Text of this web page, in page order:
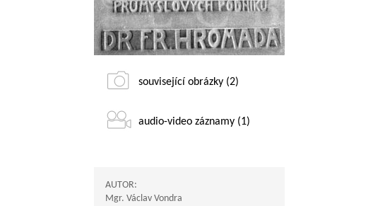
související obrázky (2)
audio-video záznamy (1)
AUTOR:
Mgr. Václav Vondra